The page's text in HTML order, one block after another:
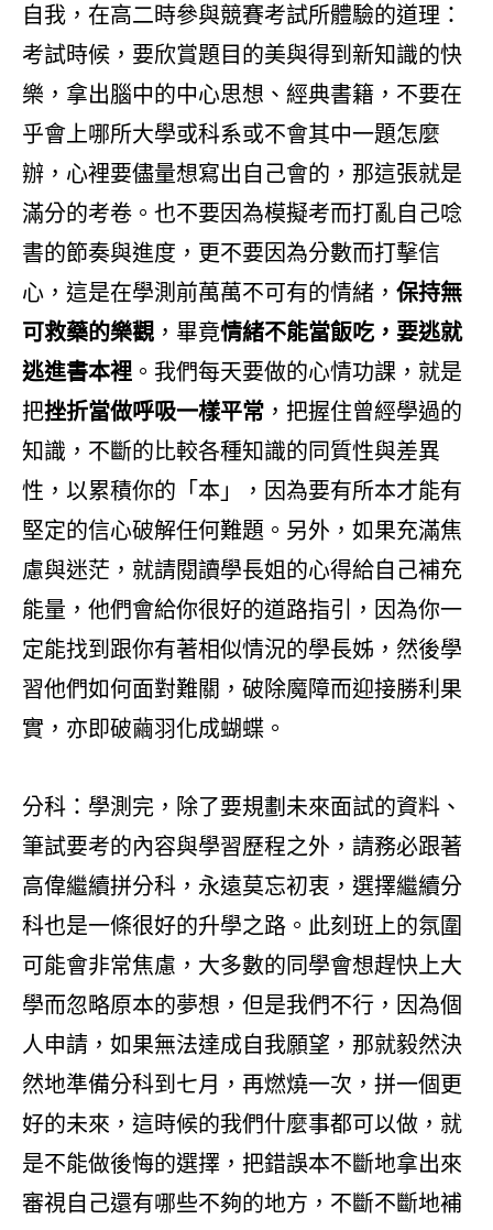
自我，在高二時參與競賽考試所體驗的道理：
考試時候，要欣賞題目的美與得到新知識的快
樂，拿出腦中的中心思想、經典書籍，不要在
乎會上哪所大學或科系或不會其中一題怎麼
辦，心裡要儘量想寫出自己會的，那這張就是
滿分的考卷。也不要因為模擬考而打亂自己唸
書的節奏與進度，更不要因為分數而打擊信
心，這是在學測前萬萬不可有的情緒， 保持無
可救藥的樂觀 ，畢竟情緒不能當飯吃，要逃就
逃進書本裡 。我們每天要做的心情功課，就是
把挫折當做呼吸一樣平常 ，把握住曾經學過的
知識，不斷的比較各種知識的同質性與差異
性，以累積你的「本」，因為要有所本才能有
堅定的信心破解任何難題。另外，如果充滿焦
慮與迷茫，就請閱讀學長姐的心得給自己補充
能量，他們會給你很好的道路指引，因為你一
定能找到跟你有著相似情況的學長姊，然後學
習他們如何面對難關，破除魔障而迎接勝利果
實，亦即破繭羽化成蝴蝶。
分科：學測完，除了要規劃未來面試的資料、
筆試要考的內容與學習歷程之外，請務必跟著
高偉繼續拼分科，永遠莫忘初衷，選擇繼續分
科也是一條很好的升學之路。此刻班上的氛圍
可能會非常焦慮，大多數的同學會想趕快上大
學而忽略原本的夢想，但是我們不行，因為個
人申請，如果無法達成自我願望，那就毅然決
然地準備分科到七月，再燃燒一次，拼一個更
好的未來，這時候的我們什麼事都可以做，就
是不能做後悔的選擇，把錯誤本不斷地拿出來
審視自己還有哪些不夠的地方，不斷不斷地補